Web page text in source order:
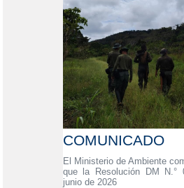
COMUNICADO
El Ministerio de Ambiente
que la Resolución DM N.°
junio de 2026